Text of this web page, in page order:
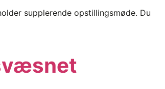
supplerende opstillingsmøde. Du